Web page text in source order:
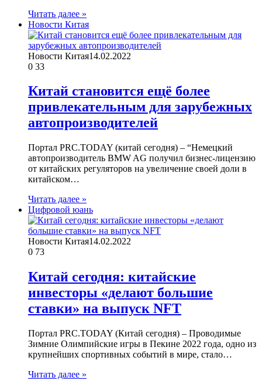
Читать далее »
Новости Китая
Новости Китая14.02.2022
0 33
Китай становится ещё более
привлекательным для зарубежных
автопроизводителей
Портал PRC.TODAY (китай сегодня) – “Немецкий
автопроизводитель BMW AG получил бизнес-лицензию
от китайских регуляторов на увеличение своей доли в
китайском…
Читать далее »
Цифровой юань
Новости Китая14.02.2022
0 73
Китай сегодня: китайские
инвесторы «делают большие
ставки» на выпуск NFT
Портал PRC.TODAY (Китай сегодня) – Проводимые
Зимние Олимпийские игры в Пекине 2022 года, одно из
крупнейших спортивных событий в мире, стало…
Читать далее »